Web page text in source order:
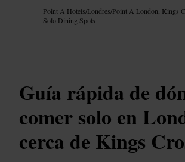
Point A Hotels/Londres/Point A London, Kings
Solo Dining Spots
Guía rápida de
comer solo en
cerca de Kings